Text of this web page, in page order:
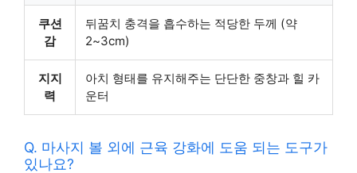
쿠션
감
뒤꿈치 충격을 흡수하는 적당한 두께 (약
2~3cm)
지지
력
아치 형태를 유지해주는 단단한 중창과 힐 카
운터
Q. 마사지 볼 외에 근육 강화에 도움 되는 도구가
있나요?